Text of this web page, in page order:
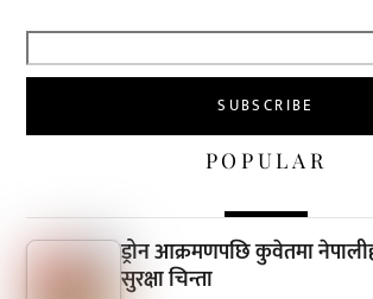
POPULAR
ड्रोन आक्रमणपछि कुवेतमा
सुरक्षा चिन्ता